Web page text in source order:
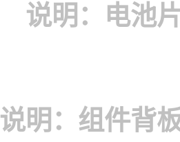
说明：电池
说明：组件背